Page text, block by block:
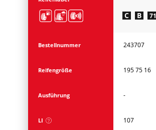
C B 71
Bestellnummer 243707
Reifengröße 195 75 16
Ausführung -
LI 107